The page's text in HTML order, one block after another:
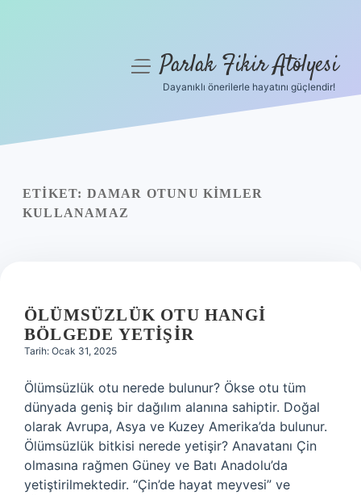
Yasal Uyarı
menüyüParlak Fikir Atölyesi
Dayanıklı önerilerle hayatını güçlendir!
ETIKET: DAMAR OTUNU KIMLER
KULLANAMAZ
ÖLÜMSÜZLÜK OTU HANGI
BÖLGEDE YETIŞIR
Tarih: Ocak 31, 2025
Ölümsüzlük otu nerede bulunur? Ökse otu tüm
dünyada geniş bir dağılım alanına sahiptir. Doğal
olarak Avrupa, Asya ve Kuzey Amerika’da bulunur.
Ölümsüzlük bitkisi nerede yetişir? Anavatanı Çin
olmasına rağmen Güney ve Batı Anadolu’da
yetiştirilmektedir. “Çin’de hayat meyvesi” ve